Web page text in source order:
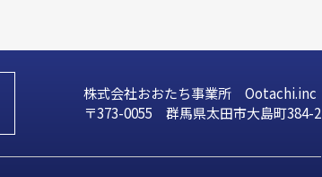
株式会社おおたち事業所 Ootachi.inc
〒373-0055 群馬県太田市大島町384-2